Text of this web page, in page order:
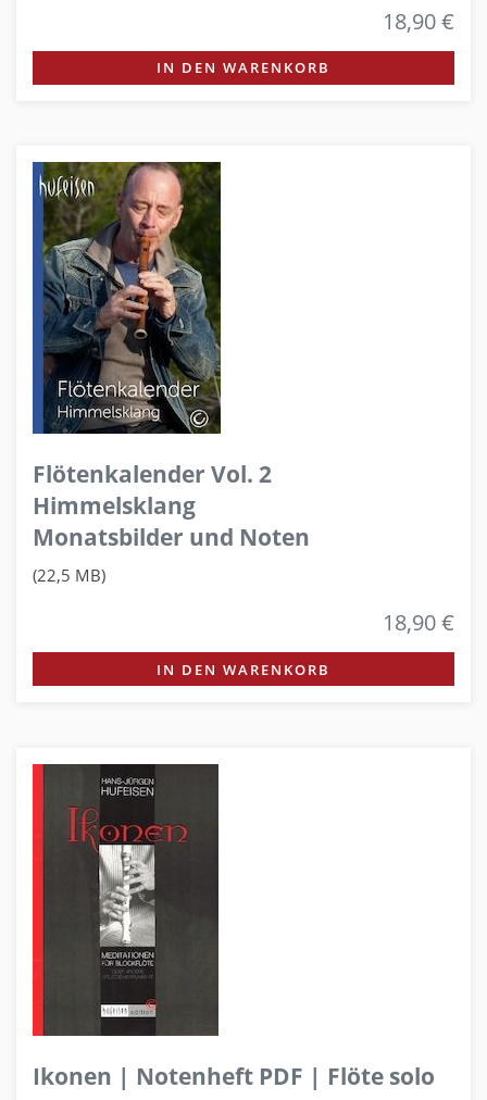
18,90 €
IN DEN WARENKORB
Flötenkalender Vol. 2
Himmelsklang
Monatsbilder und Noten
(22,5 MB)
18,90 €
IN DEN WARENKORB
Ikonen | Notenheft PDF | Flöte solo